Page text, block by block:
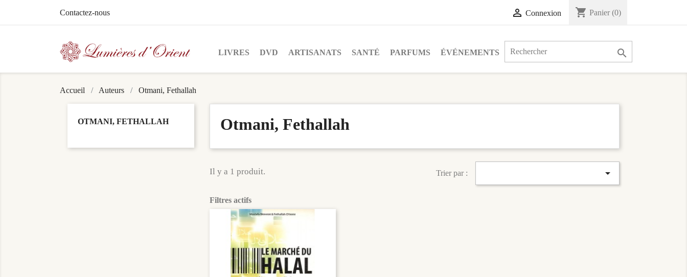
Contactez-nous  Connexion shopping_cart Panier (0)
LIVRES DVD ARTISANATS SANTÉ PARFUMS ÉVÉNEMENTS 
Accueil Auteurs Otmani, Fethallah
OTMANI, FETHALLAH Otmani, Fethallah
Il y a 1 produit. Trier par : 
Filtres actifs